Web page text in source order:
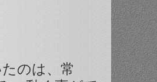
のは、常